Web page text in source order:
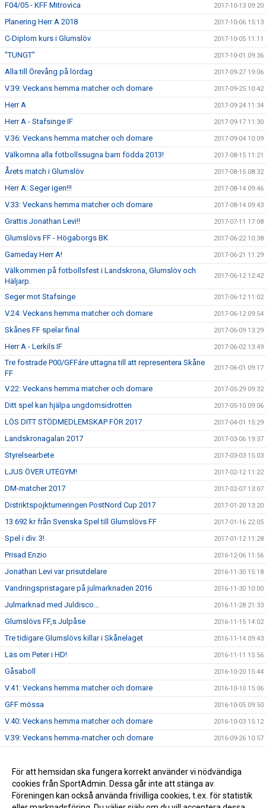
F04/05 - KFF Mitrovica 2017-10-13 09:20
Planering Herr A 2018 2017-10-06 15:13
C-Diplom kurs i Glumslöv 2017-10-05 11:11
"TUNGT" 2017-10-01 09:36
Alla till Örevång på lördag 2017-09-27 19:06
V.39: Veckans hemma matcher och domare 2017-09-25 10:42
Herr A 2017-09-24 11:34
Herr A - Stafsinge IF 2017-09-17 11:30
V.36: Veckans hemma matcher och domare 2017-09-04 10:09
Välkomna alla fotbollssugna barn födda 2013! 2017-08-15 11:21
Årets match i Glumslöv 2017-08-15 08:32
Herr A: Seger igen!!! 2017-08-14 09:46
V.33: Veckans hemma matcher och domare 2017-08-14 09:43
Grattis Jonathan Levi!! 2017-07-11 17:08
Glumslövs FF - Högaborgs BK 2017-06-22 10:38
Gameday Herr A! 2017-06-21 11:29
Välkommen på fotbollsfest i Landskrona, Glumslöv och
Häljarp.
2017-06-12 12:42
Seger mot Stafsinge 2017-06-12 11:02
V.24: Veckans hemma matcher och domare 2017-06-12 09:54
Skånes FF spelar final 2017-06-09 13:29
Herr A - Lerkils IF 2017-06-02 13:49
Tre fostrade P00/GFFáre uttagna till att representera Skåne
FF
2017-06-01 09:17
V.22: Veckans hemma matcher och domare 2017-05-29 09:32
Ditt spel kan hjälpa ungdomsidrotten 2017-05-10 09:06
LÖS DITT STÖDMEDLEMSKAP FÖR 2017 2017-04-01 15:29
Landskronagalan 2017 2017-03-06 19:37
Styrelsearbete 2017-03-03 15:03
LJUS ÖVER UTEGYM! 2017-02-12 11:22
DM-matcher 2017 2017-02-07 13:07
Distriktspojkturneringen PostNord Cup 2017 2017-01-20 13:20
13 692 kr från Svenska Spel till Glumslövs FF 2017-01-16 22:05
Spel i div. 3! 2017-01-12 11:28
Prisad Enzio 2016-12-06 11:56
Jonathan Levi var prisutdelare 2016-11-30 15:18
Vandringspristagare på julmarknaden 2016 2016-11-30 10:00
Julmarknad med Juldisco… 2016-11-28 21:33
Glumslövs FF,s Julpåse 2016-11-15 14:02
Tre tidigare Glumslövs killar i Skånelaget 2016-11-14 09:43
Läs om Peter i HD! 2016-11-11 15:56
Gåsaboll 2016-10-20 15:44
V.41: Veckans hemma matcher och domare 2016-10-10 15:06
GFF mössa 2016-10-05 09:50
V.40: Veckans hemma matcher och domare 2016-10-03 15:12
V.39: Veckans hemma-matcher och domare 2016-09-26 10:57
Info brev augusti 2016 2016-09-14 15:35
Damerna: Äntligen vinst! 2016-09-05 09:59
För att hemsidan ska fungera korrekt använder vi nödvändiga
cookies från SportAdmin. Dessa går inte att stänga av.
Föreningen kan också använda frivilliga cookies, t.ex. för statistik